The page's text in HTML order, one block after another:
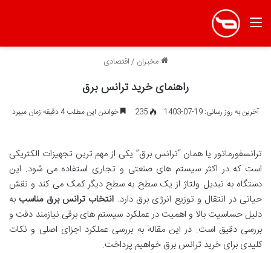
منو
مخبران /اقتصادی
راهنمای خرید ترانس برق
آخرین به روز رسانی: 19-07-1403 235 خواندن این مطلب 4 دقیقه زمان میبرد
ترانسفورماتور یا همان “ترانس برق” یکی از مهم ترین تجهیزات الکتریکی
است که در اکثر سیستم های صنعتی و تجاری استفاده می شود. این
دستگاه به تبدیل ولتاژ از یک سطح به سطح دیگر کمک می کند و نقش
حیاتی در انتقال و توزیع انرژی برق دارد. انتخاب ترانس برق مناسب به
دلیل حساسیت بالا و اهمیت در عملکرد سیستم های برقی نیازمند دقت و
بررسی دقیق است. در این مقاله به بررسی عملکرد اجزای اصلی و نکات
کلیدی برای خرید ترانس برق خواهیم پرداخت.